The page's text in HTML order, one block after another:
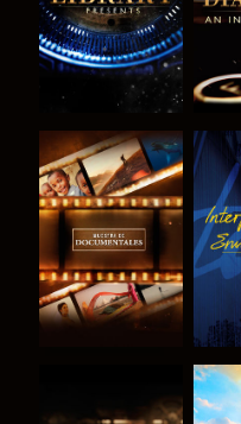
EXPLORA LAS
SERIES